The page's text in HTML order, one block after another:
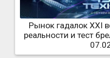
Рынок гадалок XXI
реальности и тест